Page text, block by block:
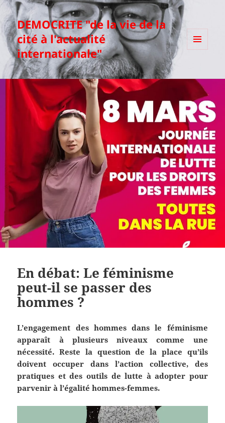
DEMOCRITE "de la vie de la
cité à l'actualité
internationale"
En débat: Le féminisme
peut-il se passer des
hommes ?
L’engagement des hommes dans le féminisme
apparaît à plusieurs niveaux comme une
nécessité. Reste la question de la place qu’ils
doivent occuper dans l’action collective, des
pratiques et des outils de lutte à adopter pour
parvenir à l’égalité hommes-femmes.